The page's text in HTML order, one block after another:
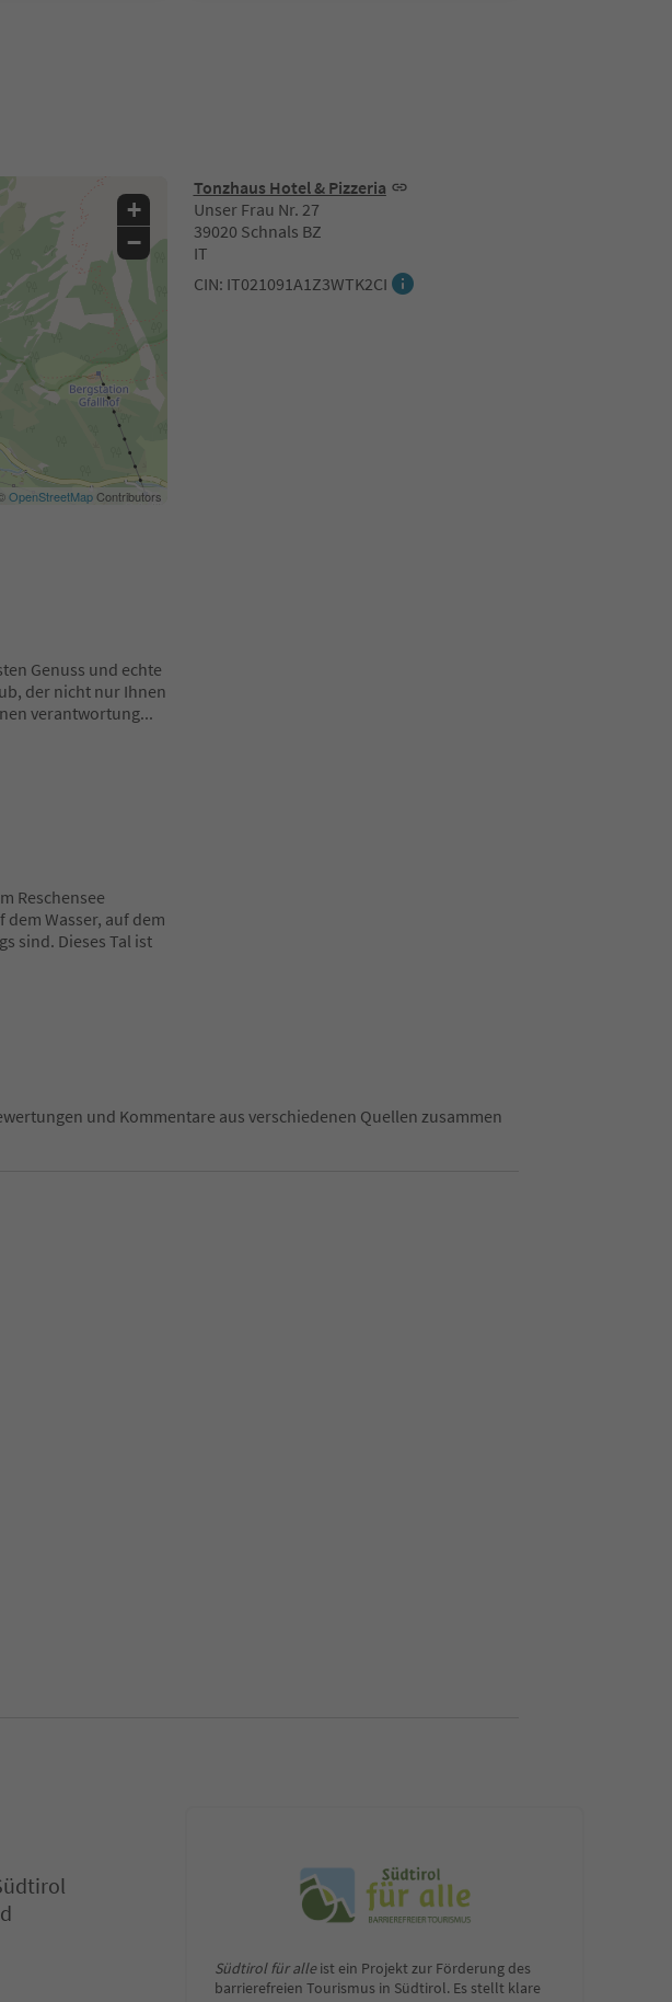
Tonzhaus Hotel & Pizzeria
Unser Frau Nr. 27
39020 Schnals BZ
IT
CIN: IT021091A1Z3WTK2CI
+
−
OpenStreetMapContributors
Genuss und echte
der nicht nur Ihnen
verantwortung...
Reschensee
Wasser, auf dem
sind. Dieses Tal ist
und Kommentare aus verschiedenen Quellen zusammen
Südtirol für alleist ein Projekt zur Förderung des
barrierefreien Tourismus in Südtirol. Es stellt klare